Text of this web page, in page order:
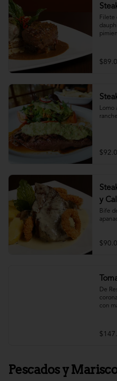
Filete
Lomo
y
Bife
De
con
Pescados y